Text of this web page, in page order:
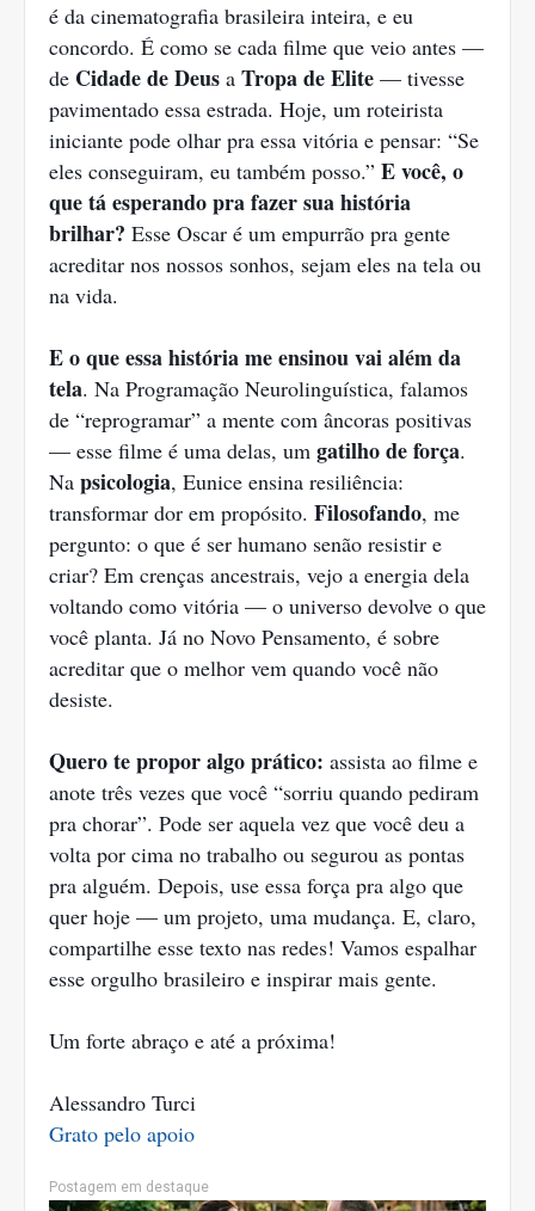
é da cinematografia brasileira inteira, e eu
concordo. É como se cada filme que veio antes —
de Cidade de Deus a Tropa de Elite — tivesse
pavimentado essa estrada. Hoje, um roteirista
iniciante pode olhar pra essa vitória e pensar: “Se
eles conseguiram, eu também posso.” E você, o
que tá esperando pra fazer sua história
brilhar? Esse Oscar é um empurrão pra gente
acreditar nos nossos sonhos, sejam eles na tela ou
na vida.
E o que essa história me ensinou vai além da
tela. Na Programação Neurolinguística, falamos
de “reprogramar” a mente com âncoras positivas
— esse filme é uma delas, um gatilho de força.
Na psicologia, Eunice ensina resiliência:
transformar dor em propósito. Filosofando, me
pergunto: o que é ser humano senão resistir e
criar? Em crenças ancestrais, vejo a energia dela
voltando como vitória — o universo devolve o que
você planta. Já no Novo Pensamento, é sobre
acreditar que o melhor vem quando você não
desiste.
Quero te propor algo prático: assista ao filme e
anote três vezes que você “sorriu quando pediram
pra chorar”. Pode ser aquela vez que você deu a
volta por cima no trabalho ou segurou as pontas
pra alguém. Depois, use essa força pra algo que
quer hoje — um projeto, uma mudança. E, claro,
compartilhe esse texto nas redes! Vamos espalhar
esse orgulho brasileiro e inspirar mais gente.
Um forte abraço e até a próxima!
Alessandro Turci
Grato pelo apoio
Postagem em destaque